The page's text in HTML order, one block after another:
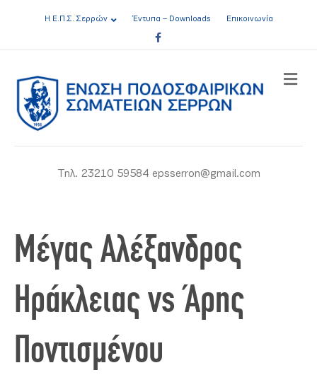
Η Ε.Π.Σ. Σερρών Έντυπα – Downloads
Επικοινωνία
Facebook
Τηλ. 23210 59584 epsserron@gmail.com
Μέγας Αλέξανδρος
Ηράκλειας vs Άρης
Ποντισμένου